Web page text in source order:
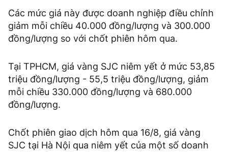
Các mức giá này được doanh nghiệp điều chỉnh
giảm mỗi chiều 40.000 đồng/lượng và 300.000
đồng/lượng so với chốt phiên hôm qua.
Tại TPHCM, giá vàng SJC niêm yết ở mức 53,85
triệu đồng/lượng - 55,5 triệu đồng/lượng, giảm
mỗi chiều 330.000 đồng/lượng và 680.000
đồng/lượng.
Chốt phiên giao dịch hôm qua 16/8, giá vàng
SJC tại Hà Nội qua niêm yết của một số doanh